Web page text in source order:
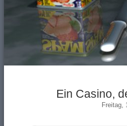
Ein Casino,
Freitag,